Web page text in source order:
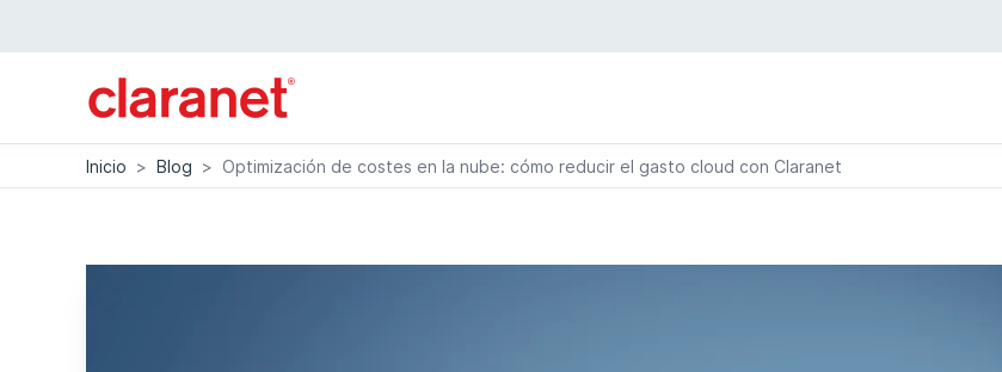
Inicio > Blog > Optimización de costes en la nube: cómo reducir el gasto cloud con Claranet